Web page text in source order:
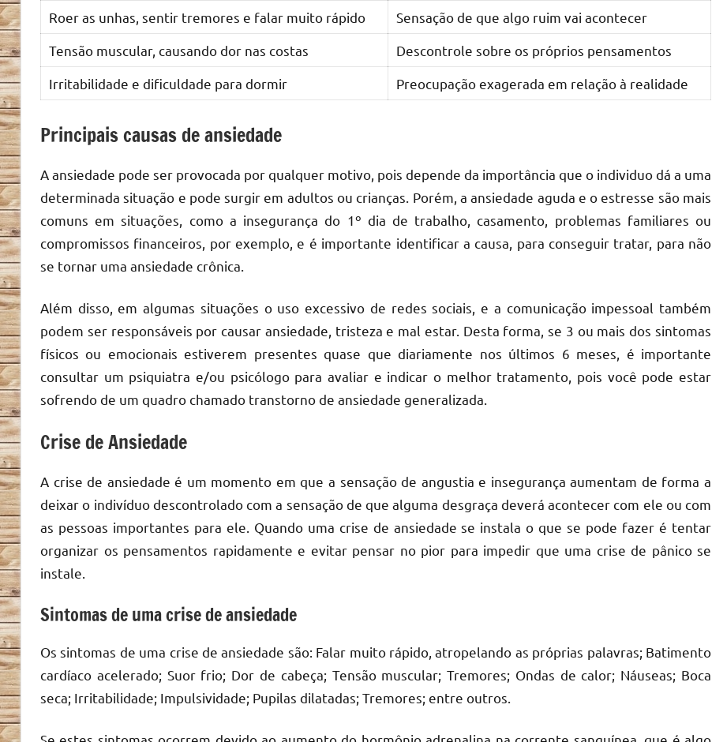
Roer as unhas, sentir tremores e falar muito rápido
Sensação de que algo ruim vai acontecer
Tensão muscular, causando dor nas costas
Descontrole sobre os próprios pensamentos
Irritabilidade e dificuldade para dormir
Preocupação exagerada em relação à realidade
Principais causas de ansiedade
A ansiedade pode ser provocada por qualquer motivo, pois depende da importância que o individuo dá a uma
determinada situação e pode surgir em adultos ou crianças. Porém, a ansiedade aguda e o estresse são mais
comuns em situações, como a insegurança do 1º dia de trabalho, casamento, problemas familiares ou
compromissos financeiros, por exemplo, e é importante identificar a causa, para conseguir tratar, para não
se tornar uma ansiedade crônica.
Além disso, em algumas situações o uso excessivo de redes sociais, e a comunicação impessoal também
podem ser responsáveis por causar ansiedade, tristeza e mal estar. Desta forma, se 3 ou mais dos sintomas
físicos ou emocionais estiverem presentes quase que diariamente nos últimos 6 meses, é importante
consultar um psiquiatra e/ou psicólogo para avaliar e indicar o melhor tratamento, pois você pode estar
sofrendo de um quadro chamado transtorno de ansiedade generalizada.
Crise de Ansiedade
A crise de ansiedade é um momento em que a sensação de angustia e insegurança aumentam de forma a
deixar o indivíduo descontrolado com a sensação de que alguma desgraça deverá acontecer com ele ou com
as pessoas importantes para ele. Quando uma crise de ansiedade se instala o que se pode fazer é tentar
organizar os pensamentos rapidamente e evitar pensar no pior para impedir que uma crise de pânico se
instale.
Sintomas de uma crise de ansiedade
Os sintomas de uma crise de ansiedade são: Falar muito rápido, atropelando as próprias palavras; Batimento
cardíaco acelerado; Suor frio; Dor de cabeça; Tensão muscular; Tremores; Ondas de calor; Náuseas; Boca
seca; Irritabilidade; Impulsividade; Pupilas dilatadas; Tremores; entre outros.